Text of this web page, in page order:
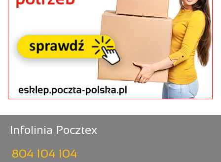
Infolinia Pocztex
804 104 104